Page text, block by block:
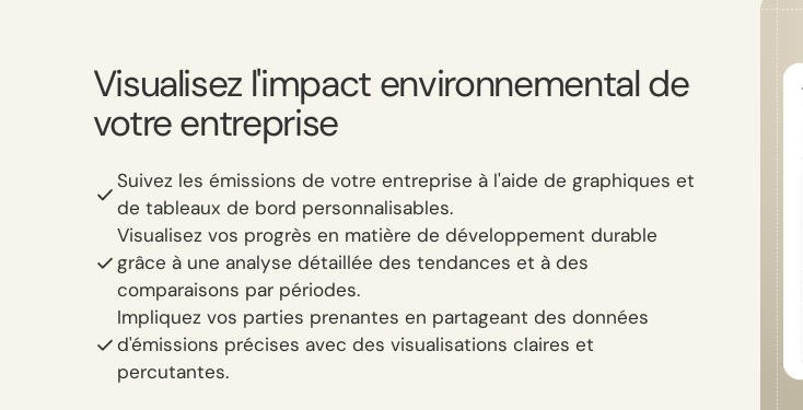
Visualisez l'impact environnemental de
votre entreprise
Suivez les émissions de votre entreprise à l'aide de graphiques et
de tableaux de bord personnalisables.
Visualisez vos progrès en matière de développement durable
grâce à une analyse détaillée des tendances et à des
comparaisons par périodes.
Impliquez vos parties prenantes en partageant des données
d'émissions précises avec des visualisations claires et
percutantes.